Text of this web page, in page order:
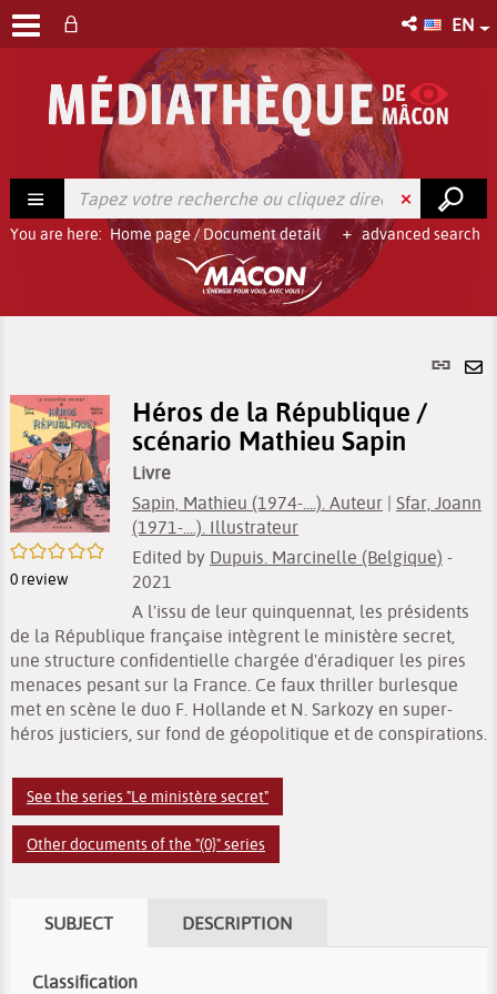
EN
advanced search
You are here: Home page/Document detail
link
/5
0 review
Héros de la République /
scénario Mathieu Sapin
Livre
Sapin, Mathieu (1974-....). Auteur | Sfar, Joann
(1971-....). Illustrateur
Edited by Dupuis. Marcinelle (Belgique) -
2021
A l'issu de leur quinquennat, les présidents
de la République française intègrent le ministère secret,
une structure confidentielle chargée d'éradiquer les pires
menaces pesant sur la France. Ce faux thriller burlesque
met en scène le duo F. Hollande et N. Sarkozy en super-
héros justiciers, sur fond de géopolitique et de conspirations.
See the series "Le ministère secret"
Other documents of the "(0}" series
SUBJECT DESCRIPTION
Classification